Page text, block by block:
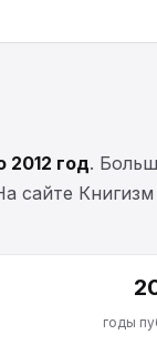
2012 год.
сайте
годы